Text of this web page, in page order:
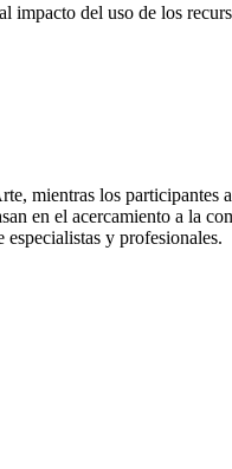
del uso de los
mientras los participantes
en el acercamiento a la
y profesionales.